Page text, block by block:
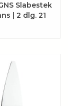
Slabestek
| 2 dlg. 21